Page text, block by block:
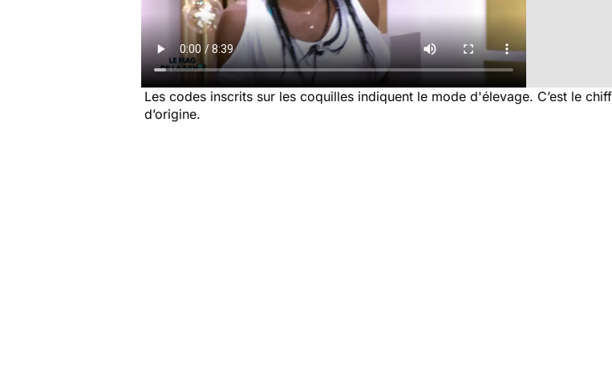
Les codes inscrits sur les coquilles indiquent le mode d'élevage. C’est le
d’origine.